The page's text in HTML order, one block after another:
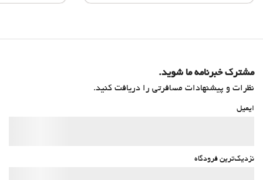
مشترک خبرنامه ما شوید.
نظرات و پیشنهادات مسافرتی را دریافت کنید.
ایمیل
نزدیک‌ترین فرودگاه